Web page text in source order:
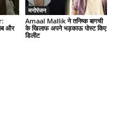
और
मनोरंजन
Amaal Mallik ने तनिष्क बागची
के खिलाफ अपने भड़काऊ पोस्ट किए
डिलीट